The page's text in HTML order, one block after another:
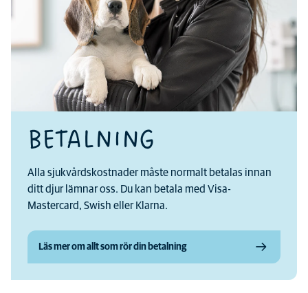
BETALNING
Alla sjukvårdskostnader måste normalt betalas innan
ditt djur lämnar oss. Du kan betala med Visa-
Mastercard, Swish eller Klarna.
Läs mer om allt som rör din betalning